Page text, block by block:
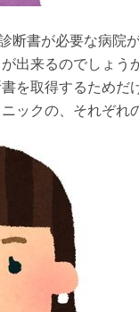
断書が必要な病院
出来るのでしょう
を取得するためだ
ックの、それぞれ